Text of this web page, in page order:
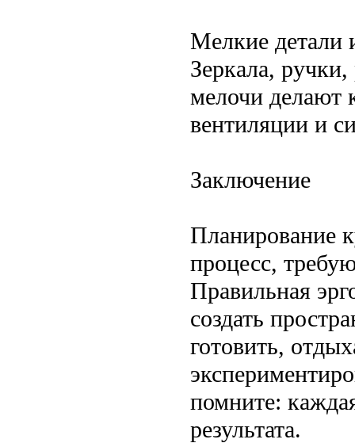
Мелкие детали
Зеркала,
мелочи делают
вентиляции и
Заключение
Планирование
процесс,
Правильная
создать
готовить,
помните:
результата.